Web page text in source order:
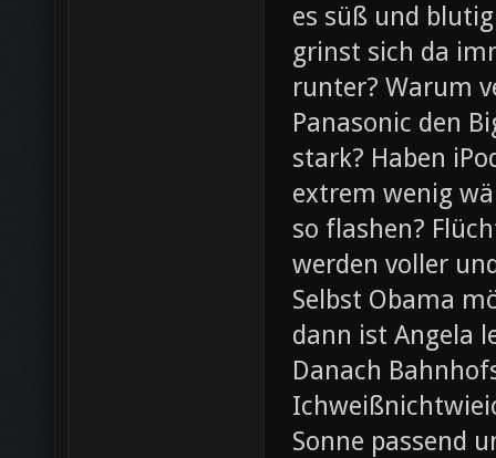
es süß und
grinst sich da
runter? Warum
Panasonic den
stark? Haben
extrem wenig
so flashen?
werden voller
Selbst Obama
dann ist Angela
Danach
Sonne passend